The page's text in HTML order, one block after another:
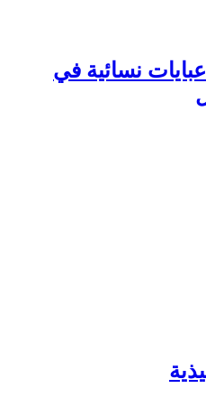
نسائية في